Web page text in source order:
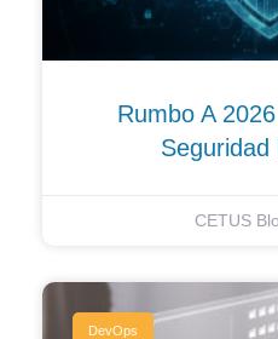
Rumbo A
Seguridad
CETUS
DevOps